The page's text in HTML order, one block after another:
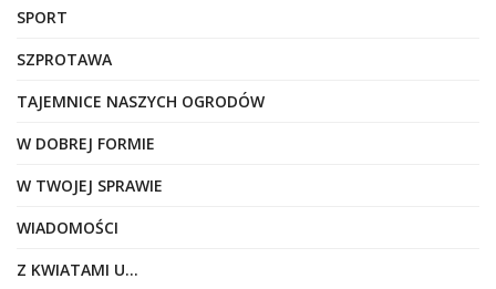
SPORT
SZPROTAWA
TAJEMNICE NASZYCH OGRODÓW
W DOBREJ FORMIE
W TWOJEJ SPRAWIE
WIADOMOŚCI
Z KWIATAMI U…